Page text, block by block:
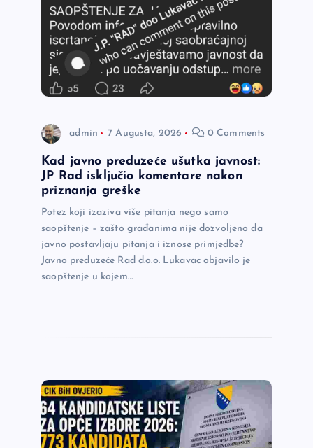
admin 7 Augusta, 2026 0 Comments
Kad javno preduzeće ušutka javnost:
JP Rad isključio komentare nakon
priznanja greške
Potez koji izaziva više pitanja nego samo
saopštenje – zašto građanima nije dozvoljeno da
javno postavljaju pitanja i iznose primjedbe?
Javno preduzeće Rad d.o.o. Lukavac objavilo je
saopštenje u kojem…